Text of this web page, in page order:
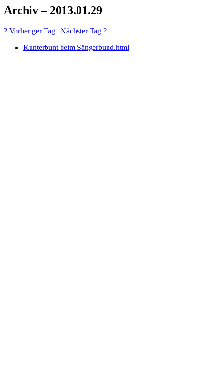
Archiv – 2013.01.29
? Vorheriger Tag | Nächster Tag ?
Kunterbunt beim Sängerbund.html